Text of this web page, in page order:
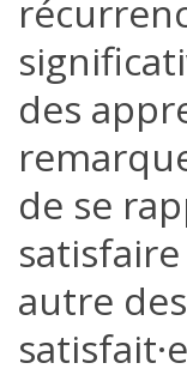
des
de se
autre